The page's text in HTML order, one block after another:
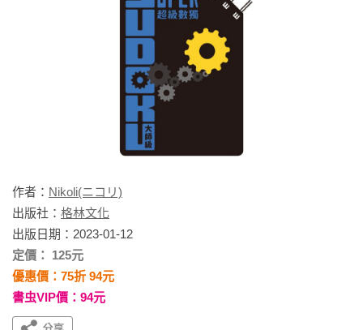
作者： Nikoli(ニコリ)
出版社： 格林文化
出版日期：2023-01-12
定價： 125元
優惠價：75折 94元
書虫VIP價：94元